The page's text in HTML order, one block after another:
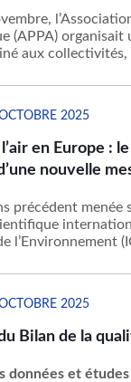
(APPA)
aux
2025
en Europe :
nouvelle
précédent menée
l’Environnement
dans les poumons
2025
Bilan de la
données et